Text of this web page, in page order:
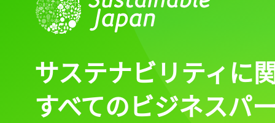
サステナビリティに
すべてのビジネスパ